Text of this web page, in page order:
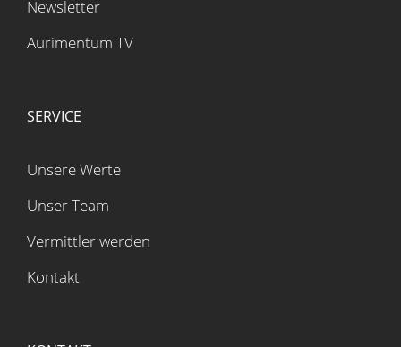
Newsletter
Aurimentum TV
SERVICE
Unsere Werte
Unser Team
Vermittler werden
Kontakt